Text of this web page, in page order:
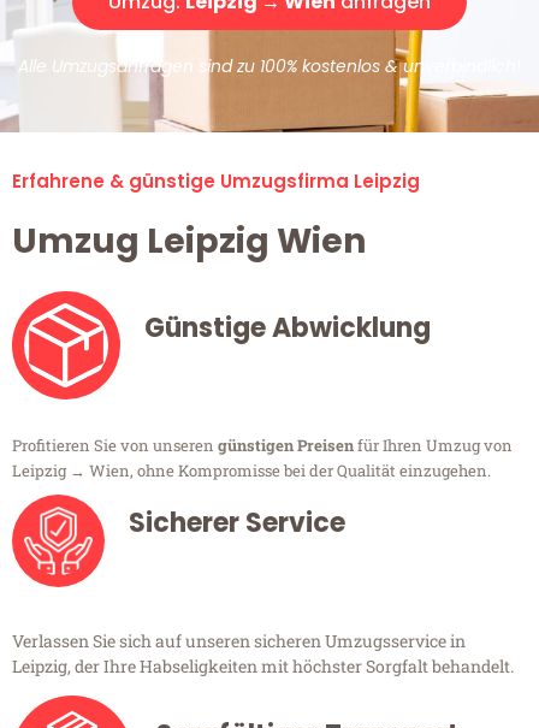
Alle Umzugsanfragen sind zu 100% kostenlos & unverbindlich!
Erfahrene & günstige Umzugsfirma Leipzig
Umzug Leipzig Wien
Günstige Abwicklung
Profitieren Sie von unseren günstigen Preisenfür Ihren Umzug von
Leipzig → Wien, ohne Kompromisse bei der Qualität einzugehen.
Sicherer Service
Verlassen Sie sich auf unseren sicheren Umzugsservice in
Leipzig, der Ihre Habseligkeiten mit höchster Sorgfalt behandelt.